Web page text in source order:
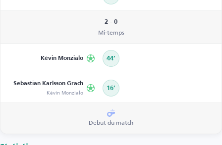
2 - 0
Mi-temps
Kévin Monzialo 44’
Sebastian Karlsson Grach
Kévin Monzialo 16’
Début du match